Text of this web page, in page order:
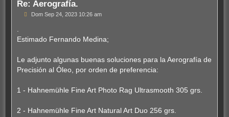
Re: Aerografía.
M
a
Dom Sep 24, 2023 10:26 am
Estimado Fernando Medina;
Le adjunto algunas buenas soluciones para la Aerografía de
Precisión al Óleo, por orden de preferencia:
1 - Hahnemühle Fine Art Photo Rag Ultrasmooth 305 grs.
2 - Hahnemühle Fine Art Natural Art Duo 256 grs.